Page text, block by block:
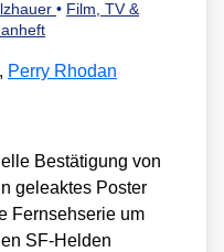
• Film, TV &
, Perry Rhodan
Bestä­ti­gung von
gele­ak­tes Pos­ter
Fern­seh­se­rie um
SF-Hel­den